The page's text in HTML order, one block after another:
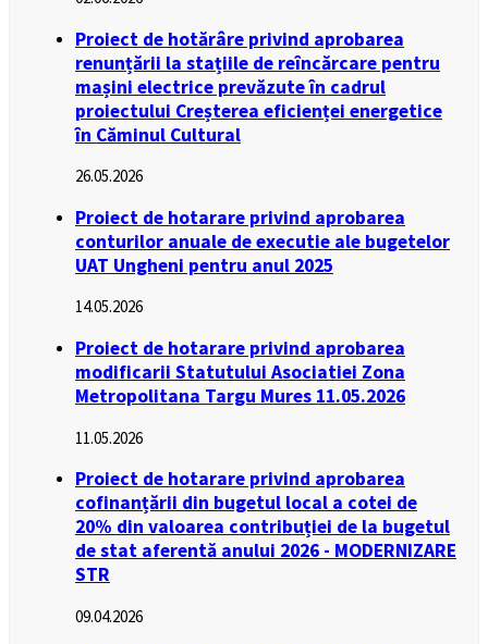
Proiect de hotărâre privind aprobarea
renunțării la stațiile de reîncărcare pentru
mașini electrice prevăzute în cadrul
proiectului Creșterea eficienței energetice
în Căminul Cultural
26.05.2026
Proiect de hotarare privind aprobarea
conturilor anuale de executie ale bugetelor
UAT Ungheni pentru anul 2025
14.05.2026
Proiect de hotarare privind aprobarea
modificarii Statutului Asociatiei Zona
Metropolitana Targu Mures 11.05.2026
11.05.2026
Proiect de hotarare privind aprobarea
cofinanțării din bugetul local a cotei de
20% din valoarea contribuției de la bugetul
de stat aferentă anului 2026 - MODERNIZARE
STR
09.04.2026